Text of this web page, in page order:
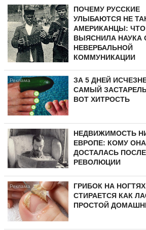
ПОЧЕМУ РУССКИЕ
УЛЫБАЮТСЯ НЕ
АМЕРИКАНЦЫ: ЧТО
ВЫЯСНИЛА НАУКА
НЕВЕРБАЛЬНОЙ
КОММУНИКАЦИИ
ЗА 5 ДНЕЙ
САМЫЙ
ВОТ ХИТРОСТЬ
НЕДВИЖИМОСТЬ
ЕВРОПЕ: КОМУ ОНА
ДОСТАЛАСЬ ПОСЛЕ
РЕВОЛЮЦИИ
ГРИБОК НА НОГТЯХ
СТИРАЕТСЯ КАК
ПРОСТОЙ